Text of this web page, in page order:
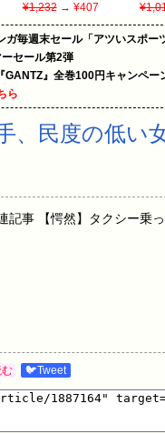
¥1,232→ ¥407
毎週末セール「アツいスポー
セール第2弾
』全巻100円キャンペー
ら
、民度の低
事 【愕然】タクシー乗
🐦Tweet